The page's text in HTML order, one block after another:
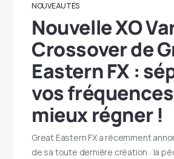
NOUVEAUTÉS
Nouvelle XO
Crossover de
Eastern FX :
vos
mieux régner !
Great Eastern FX a récemment
de sa toute dernière création : la